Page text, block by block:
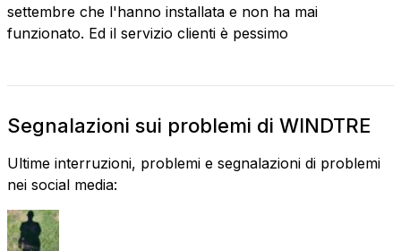
settembre che l'hanno installata e non ha mai
funzionato. Ed il servizio clienti è pessimo
Segnalazioni sui problemi di WINDTRE
Ultime interruzioni, problemi e segnalazioni di problemi
nei social media: